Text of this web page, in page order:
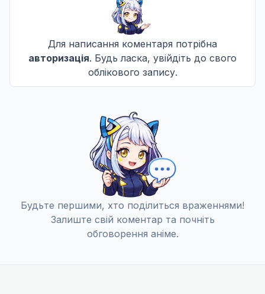
Тремтяча гора, частина 1
25 лип. 1998
Тремтяча гора, частина 2
12 Останній засіб
25 лип. 1999
Для написання коментаря потрібна
авторизація. Будь ласка, увійдіть до свого
облікового запису.
Будьте першими, хто поділиться враженнями!
Залиште свій коментар та почніть
обговорення аніме.